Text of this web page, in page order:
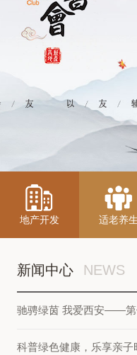
地产开发 适老养生
新闻中心 NEWS
驰骋绿茵 我爱西安——第
科普绿色健康，乐享亲子